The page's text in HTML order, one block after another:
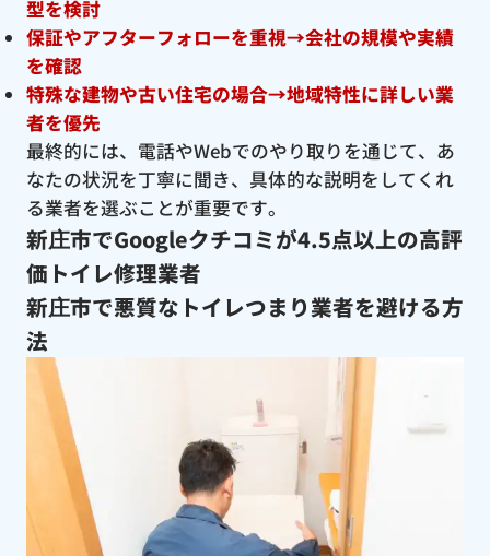
型を検討
保証やアフターフォローを重視→会社の規模や実績
を確認
特殊な建物や古い住宅の場合→地域特性に詳しい業
者を優先
最終的には、電話やWebでのやり取りを通じて、あ
なたの状況を丁寧に聞き、具体的な説明をしてくれ
る業者を選ぶことが重要です。
新庄市でGoogleクチコミが4.5点以上の高評
価トイレ修理業者
新庄市で悪質なトイレつまり業者を避ける方
法